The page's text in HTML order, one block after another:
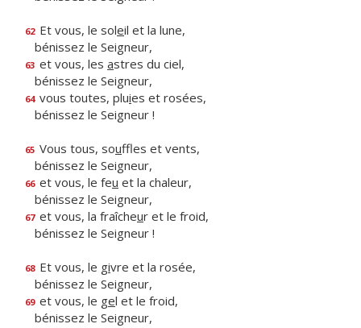
62 Et vous, le soleil et la lune,
bénissez le Seigneur,
63 et vous, les astres du ciel,
bénissez le Seigneur,
64 vous toutes, pluies et rosées,
bénissez le Seigneur !
65 Vous tous, souffles et vents,
bénissez le Seigneur,
66 et vous, le feu et la chaleur,
bénissez le Seigneur,
67 et vous, la fraîcheur et le froid,
bénissez le Seigneur !
68 Et vous, le givre et la rosée,
bénissez le Seigneur,
69 et vous, le gel et le froid,
bénissez le Seigneur,